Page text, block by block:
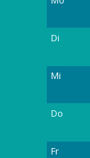
Di
Mi
Do
Fr